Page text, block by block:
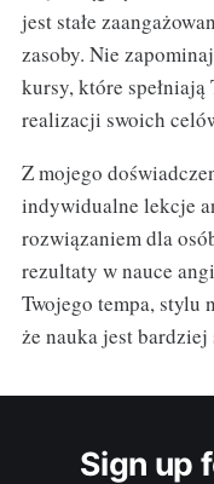
jest stałe
zasoby. Nie
kursy, które spełniają
realizacji swoich
Z mojego
indywidualne lekcje
rozwiązaniem dla
rezultaty w nauce
Twojego tempa, stylu
że nauka jest
Sign up